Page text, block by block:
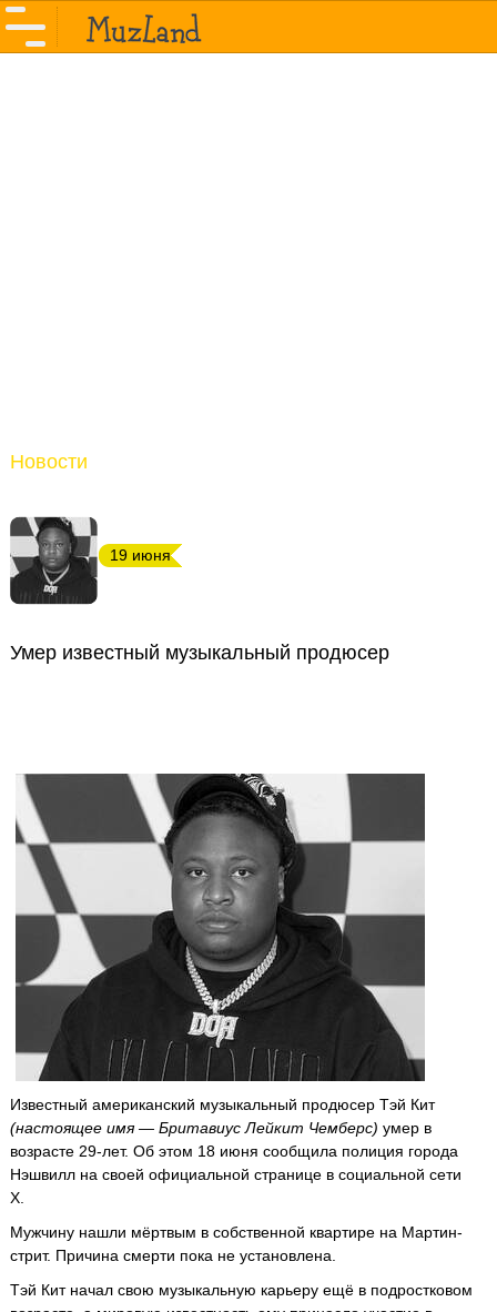
Новости
19 июня
Умер известный музыкальный продюсер
Известный американский музыкальный продюсер Тэй Кит
(настоящее имя — Бритавиус Лейкит Чемберс) умер в
возрасте 29-лет. Об этом 18 июня сообщила полиция города
Нэшвилл на своей официальной странице в социальной сети
Х.
Мужчину нашли мёртвым в собственной квартире на Мартин-
стрит. Причина смерти пока не установлена.
Тэй Кит начал свою музыкальную карьеру ещё в подростковом